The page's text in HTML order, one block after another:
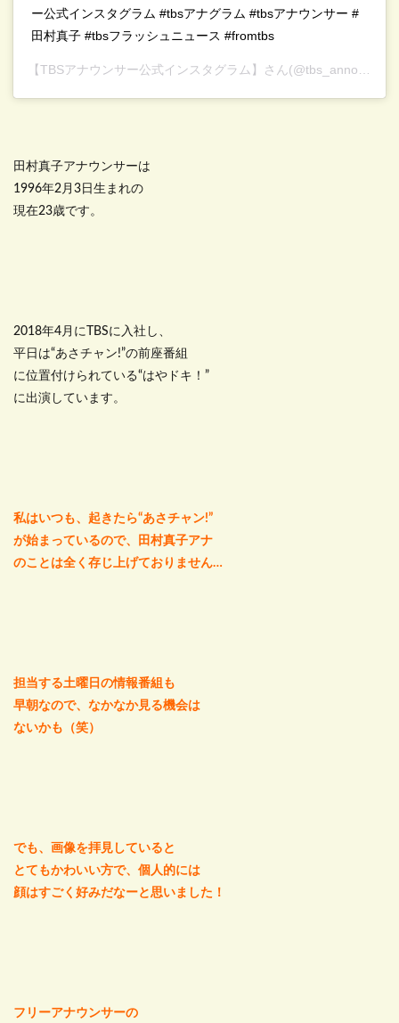
ー公式インスタグラム #tbsアナグラム #tbsアナウンサー #
田村真子 #tbsフラッシュニュース #fromtbs
【TBSアナウンサー公式インスタグラム】 さん(@tbs_annogram)がシェアした投稿 –
田村真子アナウンサーは
1996年2月3日生まれの
現在23歳です。
2018年4月にTBSに入社し、
平日は“あさチャン!”の前座番組
に位置付けられている“はやドキ！”
に出演しています。
私はいつも、起きたら“あさチャン!”
が始まっているので、田村真子アナ
のことは全く存じ上げておりません…
担当する土曜日の情報番組も
早朝なので、なかなか見る機会は
ないかも（笑）
でも、画像を拝見していると
とてもかわいい方で、個人的には
顔はすごく好みだなーと思いました！
フリーアナウンサーの